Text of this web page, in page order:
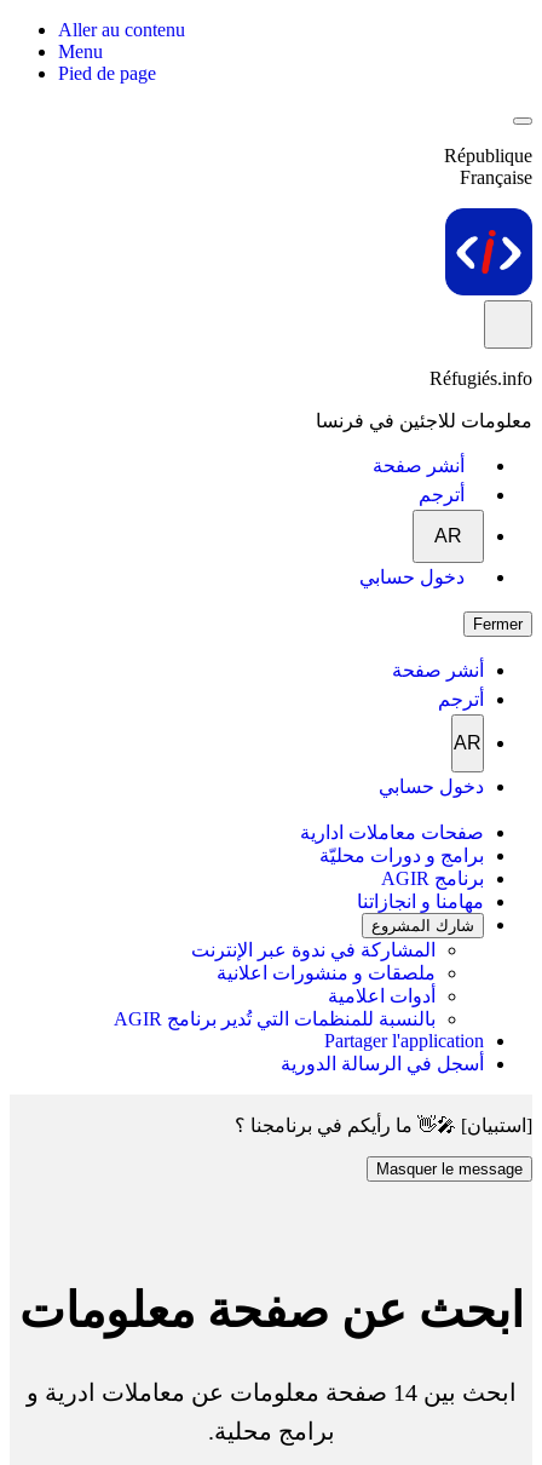
Aller au contenu
Menu
Pied de page
République
Française
Réfugiés.info
معلومات للاجئين في فرنسا
أنشر صفحة
أترجم
AR
دخول حسابي
Fermer
أنشر صفحة
أترجم
AR
دخول حسابي
صفحات معاملات ادارية
برامج و دورات محليّة
برنامج AGIR
مهامنا و انجازاتنا
شارك المشروع
المشاركة في ندوة عبر الإنترنت
ملصقات و منشورات اعلانية
أدوات اعلامية
بالنسبة للمنظمات التي تُدير برنامج AGIR
Partager l'application
أسجل في الرسالة الدورية
[استبيان] 🎤👋 ما رأيكم في برنامجنا ؟
Masquer le message
ابحث عن صفحة معلومات
ابحث بين 14 صفحة معلومات عن معاملات ادرية و
برامج محلية.